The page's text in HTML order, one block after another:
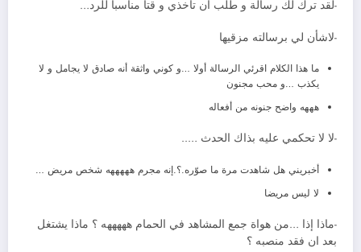
-لقد ترك لك رسالة و طلب أن تأخذي و قتا مناسبا للرد…
-لاشأن لي برسالته مزقيها
ما هذا الكلام اقرئي الرسالة أولا …و كوني واثقة أنه صادق لا يجامل و لا
يكذب …و محب مجنون
هههه واضح جنونه من أفعاله
-لا لا تحكمي عليه بذاك الحدث …..
أخبريني هل شاهدت مرة ما صوّره.؟.إنه مجرم هههههه شخص مريض …
لا ليس مريضا
-ماذا إذا …من هواة جمع المشاهد في الحمام هههههه ؟ ماذا يشتغل
بعد ان فقد منصبه ؟